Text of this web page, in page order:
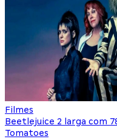
Filmes
Beetlejuice 2 larga com
Tomatoes